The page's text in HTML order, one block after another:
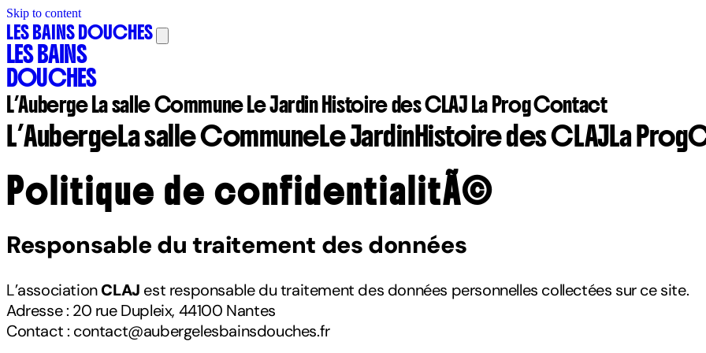
Skip to content
LES BAINS DOUCHES
LES BAINS
DOUCHES
L’Auberge La salle Commune Le Jardin Histoire des CLAJ La ProgContact
L’AubergeLa salle CommuneLe JardinHistoire des CLAJLa Prog
Politique de confidentialitÃ©
Responsable du traitement des données
L’associationCLAJ est responsable du traitement des données personnelles collectées sur ce site.
Adresse : 20 rue Dupleix, 44100 Nantes
Contact : contact@aubergelesbainsdouches.fr